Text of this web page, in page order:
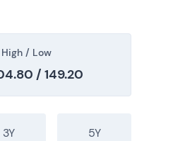
zum 11. Juli 2026
nach
sowohl die MRO-
High / Low
/ 149.20
3Y 5Y